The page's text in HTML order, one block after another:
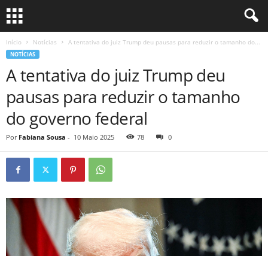
Início Notícias A tentativa do juiz Trump deu pausas para reduzir o tamanho do...
NOTÍCIAS
A tentativa do juiz Trump deu
pausas para reduzir o tamanho
do governo federal
Por Fabiana Sousa - 10 Maio 2025 78 0